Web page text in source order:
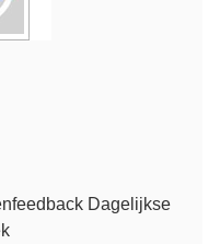
Dagelijkse